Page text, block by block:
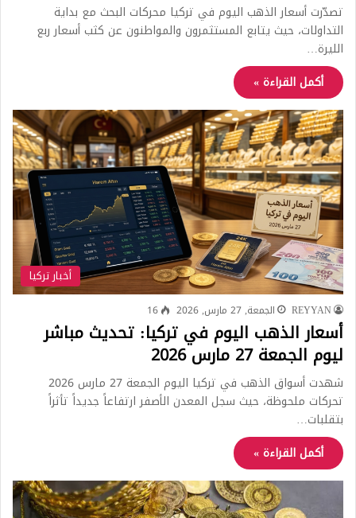
تصدّرت أسعار الذهب اليوم في تركيا محركات البحث مع بداية
التداولات، حيث يتابع المستثمرون والمواطنون عن كثب أسعار ربع
الليرة…
أكمل القراءة »
أخبار تركيا
REYYAN الجمعة, 27 مارس, 2026 16
أسعار الذهب اليوم في تركيا: تحديث مباشر
ليوم الجمعة 27 مارس 2026
شهدت أسواق الذهب في تركيا اليوم الجمعة 27 مارس 2026
تحركات ملحوظة، حيث سجل المعدن الأصفر ارتفاعاً جديداً تأثراً
بتقلبات…
أكمل القراءة »